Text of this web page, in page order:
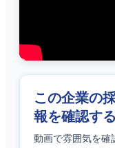
この企業の
報を確認する
動画で雰囲気を確